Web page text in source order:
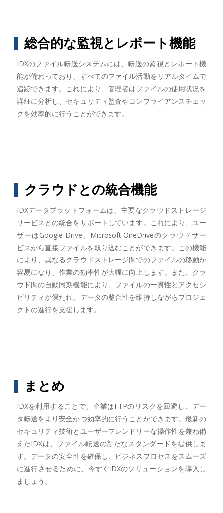
総合的な監視とレポート機能
IDXのファイル転送システムには、転送の監視とレポート機
能が備わっており、すべてのファイル活動をリアルタイムで
追跡できます。これにより、管理者はファイルの使用状況を
詳細に分析し、セキュリティ監査やコンプライアンスチェッ
クを効率的に行うことができます。
クラウドとの統合機能
IDXデータプラットフォームは、主要なクラウドストレージ
サービスとの統合をサポートしています。これにより、ユー
ザーはGoogle Drive、Microsoft OneDriveのクラウドサー
ビスから直接ファイルを取り込むことができます。この機能
により、異なるクラウドストレージ間でのファイルの移動が
容易になり、作業の効率性が大幅に向上します。また、クラ
ウド間の自動同期機能により、ファイルの一貫性とアクセシ
ビリティが保たれ、データの整合性を維持しながらプロジェ
クトの進行を支援します。
まとめ
IDXを利用することで、企業はFTPのリスクを回避し、デー
タ転送をより安全かつ効率的に行うことができます。最新の
セキュリティ技術とユーザーフレンドリーな操作性を兼ね備
えたIDXは、ファイル転送の新たなスタンダードを提供しま
す。データの安全性を確保し、ビジネスプロセスをスムーズ
に進行させるために、今すぐIDXのソリューションを導入し
ましょう。